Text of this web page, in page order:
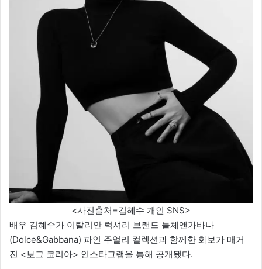
<사진출처=김혜수 개인 SNS>
배우 김혜수가 이탈리안 럭셔리 브랜드 돌체앤가바나
(Dolce&Gabbana) 파인 주얼리 컬렉션과 함께한 화보가 매거
진 <보그 코리아> 인스타그램을 통해 공개됐다.